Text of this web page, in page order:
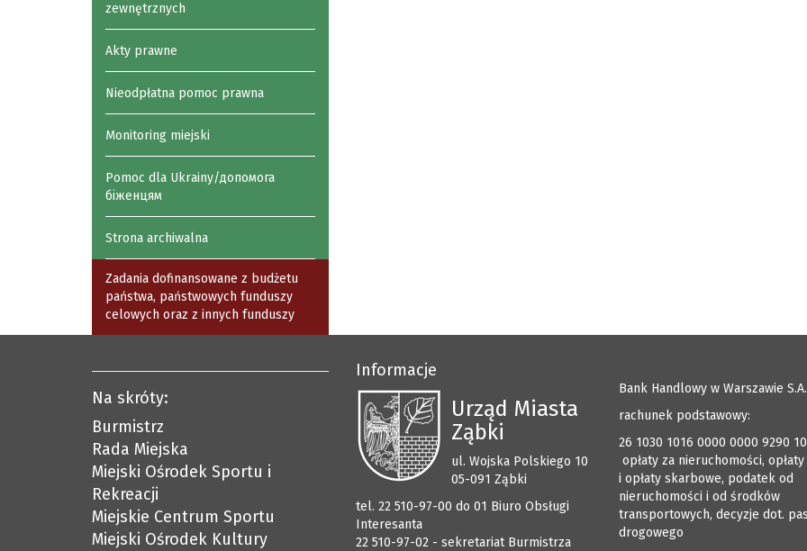
zewnętrznych
Akty prawne
Nieodpłatna pomoc prawna
Monitoring miejski
Pomoc dla Ukrainy/допомога
біженцям
Strona archiwalna
Zadania dofinansowane z budżetu
państwa, państwowych funduszy
celowych oraz z innych funduszy
Na skróty:
Burmistrz
Rada Miejska
Miejski Ośrodek Sportu i
Rekreacji
Miejskie Centrum Sportu
Miejski Ośrodek Kultury
Informacje
Urząd Miasta
Ząbki
ul. Wojska Polskiego 10
05-091 Ząbki
tel. 22 510-97-00 do 01 Biuro Obsługi
Interesanta
22 510-97-02 - sekretariat Burmistrza
Bank Handlowy w Warszawie S.A.
rachunek podstawowy:
26 1030 1016 0000 0000 9290
opłaty za nieruchomości,
i opłaty skarbowe, podatek od
nieruchomości i od środków
transportowych, decyzje dot.
drogowego